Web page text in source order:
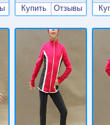
Купить
Отзывы